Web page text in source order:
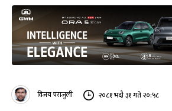
विजय पराजुली २०८१ भदौ ३१ गते २०:५८